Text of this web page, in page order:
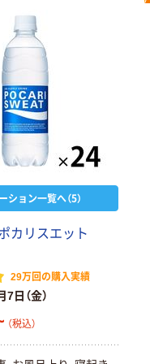
ション一覧へ（5）
カリスエット
29万回の購入実績
7日（金）
（税込）